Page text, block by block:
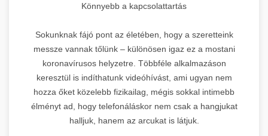
Könnyebb a kapcsolattartás
Sokunknak fájó pont az életében, hogy a szeretteink
messze vannak tőlünk – különösen igaz ez a mostani
koronavírusos helyzetre. Többféle alkalmazáson
keresztül is indíthatunk videóhívást, ami ugyan nem
hozza őket közelebb fizikailag, mégis sokkal intimebb
élményt ad, hogy telefonáláskor nem csak a hangjukat
halljuk, hanem az arcukat is látjuk.